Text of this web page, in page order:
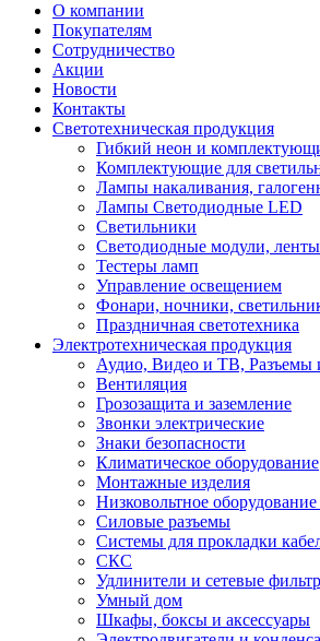
О компании
Покупателям
Сотрудничество
Акции
Новости
Контакты
Светотехническая продукция
Гибкий неон и
Комплектующие для
Лампы накаливания,
Лампы Светодиодные LED
Светильники
Светодиодные модули,
Тестеры ламп
Управление освещением
Фонари, ночники,
Праздничная светотехника
Электротехническая продукция
Аудио, Видео и ТВ, Разъемы
Вентиляция
Грозозащита и заземление
Звонки электрические
Знаки безопасности
Климатическое оборудование
Монтажные изделия
Низковольтное
Силовые разъемы
Системы для прокладки
СКС
Удлинители и сетевые
Умный дом
Шкафы, боксы и аксессуары